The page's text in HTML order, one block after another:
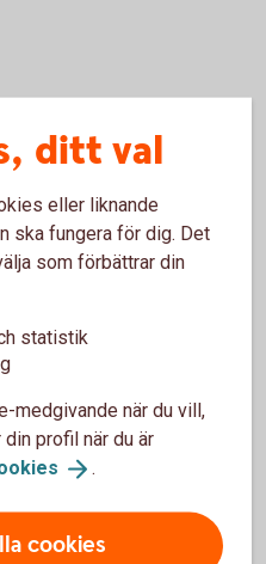
med avseende på
under tiden enligt
tjänsten FX Trade, över
ditt val
eller liknande
ska fungera för dig. Det
som förbättrar din
statistik
medgivande när du vill,
profil när du är
.
cookies